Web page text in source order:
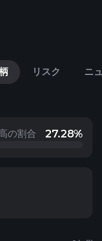
リスク ニ
の割合 27.28%